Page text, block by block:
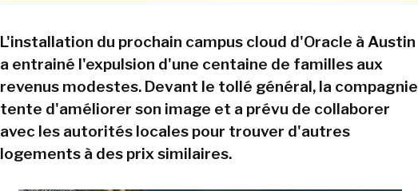
L'installation du prochain campus cloud d'Oracle à Austin
a entrainé l'expulsion d'une centaine de familles aux
revenus modestes. Devant le tollé général, la compagnie
tente d'améliorer son image et a prévu de collaborer
avec les autorités locales pour trouver d'autres
logements à des prix similaires.